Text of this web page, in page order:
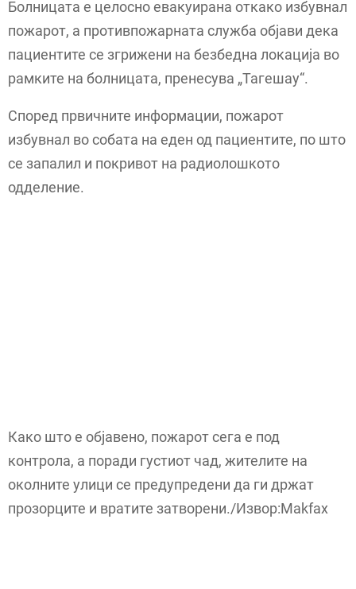
Болницата е целосно евакуирана откако избувнал
пожарот, а противпожарната служба објави дека
пациентите се згрижени на безбедна локација во
рамките на болницата, пренесува „Тагешау“.
Според првичните информации, пожарот
избувнал во собата на еден од пациентите, по што
се запалил и покривот на радиолошкото
одделение.
Како што е објавено, пожарот сега е под
контрола, а поради густиот чад, жителите на
околните улици се предупредени да ги држат
прозорците и вратите затворени./Извор:Makfax